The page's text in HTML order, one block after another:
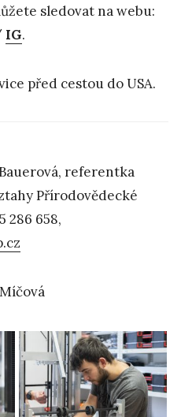
sledovat na webu:
IG.
před cestou do USA.
referentka
Přírodovědecké
286 658,